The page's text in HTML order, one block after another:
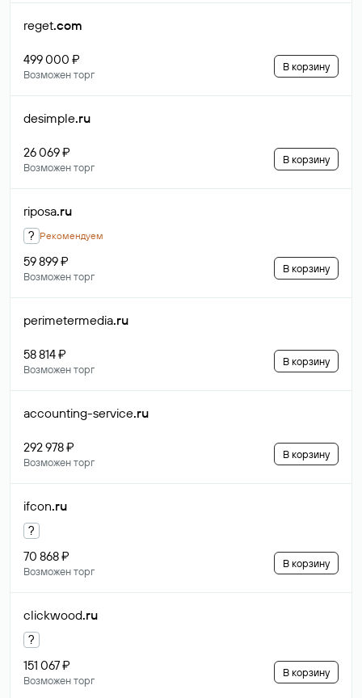
reget.com
499 000 ₽
Возможен торг
В корзину
desimple.ru
26 069 ₽
Возможен торг
В корзину
riposa.ru
? Рекомендуем
59 899 ₽
Возможен торг
В корзину
perimetermedia.ru
58 814 ₽
Возможен торг
В корзину
accounting-service.ru
292 978 ₽
Возможен торг
В корзину
ifcon.ru
?
70 868 ₽
Возможен торг
В корзину
clickwood.ru
?
151 067 ₽
Возможен торг
В корзину